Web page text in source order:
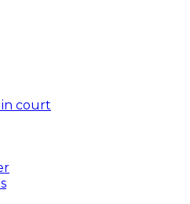
court